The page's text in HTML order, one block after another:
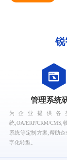
锐
管理系统
为企业提供各
统,OA/ERP/CRM/CMS,
系统等定制方案,帮助企
字化转型。